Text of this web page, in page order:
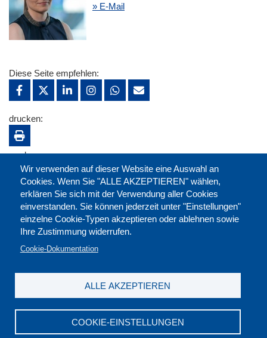
» E-Mail
Wir verwenden auf dieser Website eine Auswahl an
Cookies. Wenn Sie "ALLE AKZEPTIEREN" wählen,
erklären Sie sich mit der Verwendung aller Cookies
einverstanden. Sie können jederzeit unter "Einstellungen"
einzelne Cookie-Typen akzeptieren oder ablehnen sowie
Ihre Zustimmung widerrufen.
Cookie-Dokumentation
COOKIE-EINSTELLUNGEN
ALLE AKZEPTIEREN
Diese Seite empfehlen:
drucken:
merken:
DGB-Bildungswerk NRW e.V. © 2026